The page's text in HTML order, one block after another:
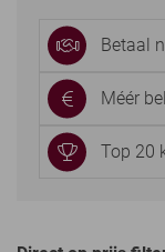
Betaal
Méér
Top 20